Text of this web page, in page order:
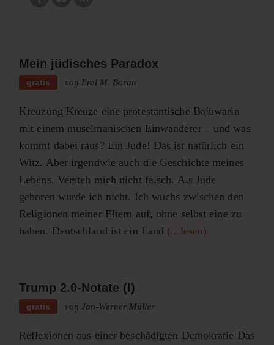
Mein jüdisches Paradox
gratis von Erol M. Boran
Kreuzung Kreuze eine protestantische Bajuwarin
mit einem muselmanischen Einwanderer – und was
kommt dabei raus? Ein Jude! Das ist natürlich ein
Witz. Aber irgendwie auch die Geschichte meines
Lebens. Versteh mich nicht falsch. Als Jude
geboren wurde ich nicht. Ich wuchs zwischen den
Religionen meiner Eltern auf, ohne selbst eine zu
haben. Deutschland ist ein Land (...lesen)
Trump 2.0-Notate (I)
gratis von Jan-Werner Müller
Reflexionen aus einer beschädigten Demokratie Das